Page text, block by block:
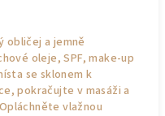
obličej a jemně
oleje, SPF, make-up
se sklonem k
pokračujte v masáži a
vlažnou